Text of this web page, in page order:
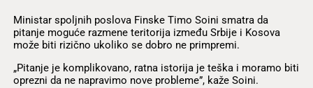
Ministar spoljnih poslova Finske Timo Soini smatra da
pitanje moguće razmene teritorija između Srbije i Kosova
može biti rizično ukoliko se dobro ne primpremi.
„Pitanje je komplikovano, ratna istorija je teška i moramo biti
oprezni da ne napravimo nove probleme”, kaže Soini.